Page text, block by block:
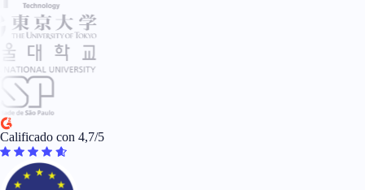
Calificado con 4,7/5